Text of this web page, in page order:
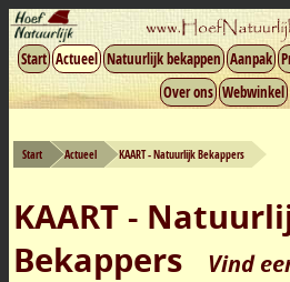
Start Actueel Natuurlijk bekappen Aanpak
Over ons Webwinkel
Start Actueel KAART - Natuurlijk Bekappers
KAART -
Bekappers
Vind